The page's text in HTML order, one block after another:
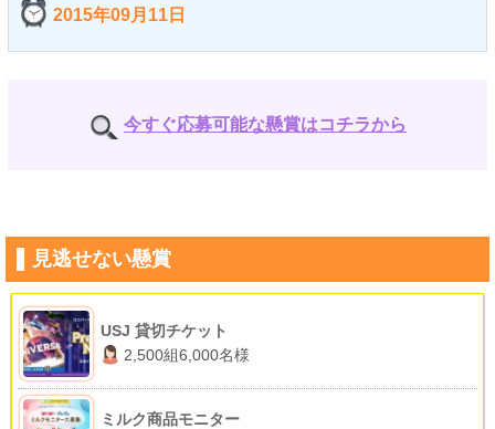
2015年09月11日
今すぐ応募可能な懸賞はコチラから
見逃せない懸賞
USJ 貸切チケット
2,500組6,000名様
ミルク商品モニター